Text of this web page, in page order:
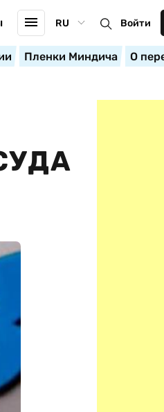
RU Войти
Пленки Миндича О